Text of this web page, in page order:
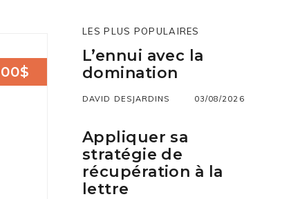
LES PLUS POPULAIRES
L’ennui avec la
domination
DAVID DESJARDINS 03/08/2026
Appliquer sa
stratégie de
récupération à la
lettre